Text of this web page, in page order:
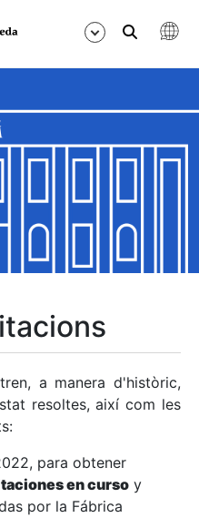
a manera d'històric,
resoltes, així com les
para obtener
en curso y
por la Fábrica